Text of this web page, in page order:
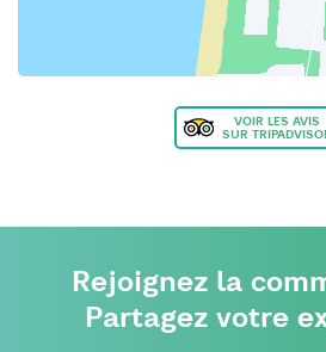
VOIR LES AVIS
SUR
Rejoignez la
Partagez votre